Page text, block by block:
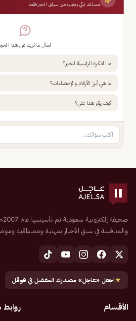
مساعد ذكي يجيب من سياق الخبر فقط
اسأل ما تريد عن هذا الخبر
ما الفكرة الرئيسية للخبر؟
ما هي أبرز الأرقام والإحصاءات؟
كيف يؤثر هذا علي؟
والمنافسة في سبق الأخبار بمهنية ومصداقية
★اجعل «عاجل» مصدرك المفضل في قوقل
الأقسام روابط